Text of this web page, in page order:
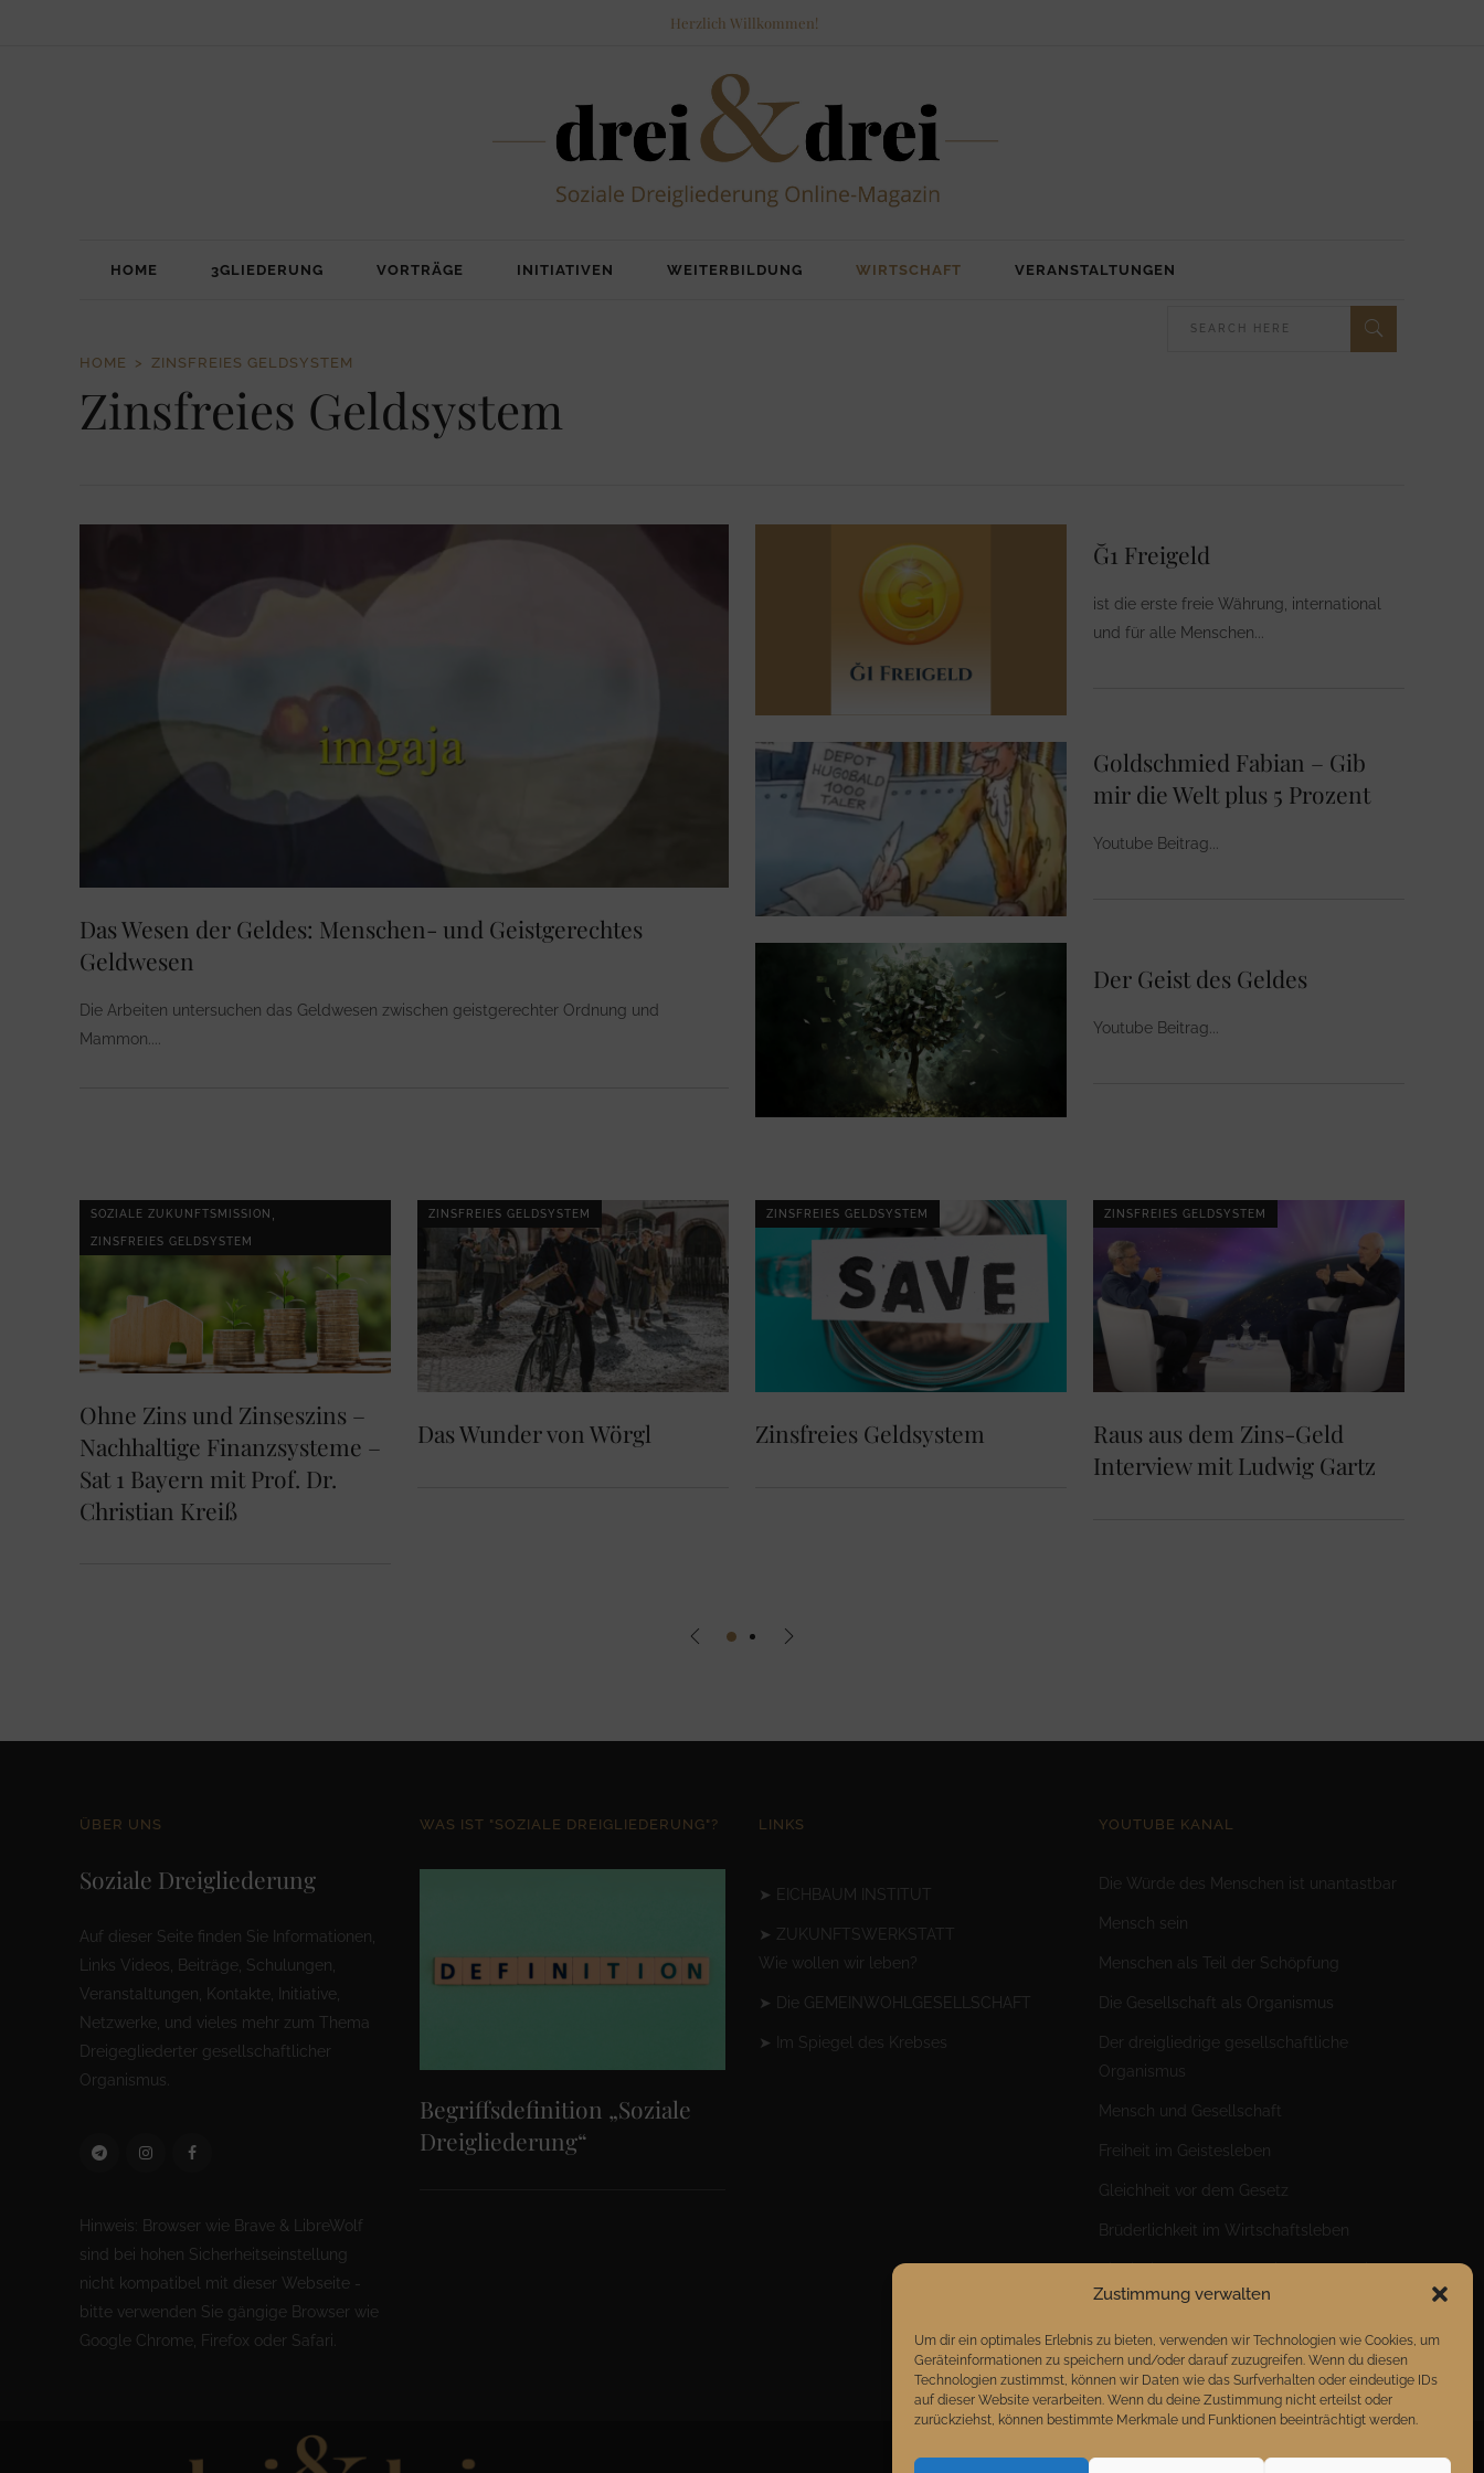
Zustimmung verwalten
Um dir ein optimales Erlebnis zu bieten, verwenden wir Technologien wie Cookies, um
Geräteinformationen zu speichern und/oder darauf zuzugreifen. Wenn du diesen
Technologien zustimmst, können wir Daten wie das Surfverhalten oder eindeutige IDs
auf dieser Website verarbeiten. Wenn du deine Zustimmung nicht erteilst oder
zurückziehst, können bestimmte Merkmale und Funktionen beeinträchtigt werden.
Herzlich Willkommen!
HOME 3GLIEDERUNG VORTRÄGE INITIATIVEN WEITERBILDUNG WIRTSCHAFT VERANSTALTUNGEN
HOME ZINSFREIES GELDSYSTEM
Zinsfreies Geldsystem
Das Wesen der Geldes: Menschen- und Geistgerechtes
Geldwesen
Die Arbeiten untersuchen das Geldwesen zwischen geistgerechter Ordnung und
Mammon.
Ğ1 Freigeld
ist die erste freie Währung, international
und für alle Menschen
Goldschmied Fabian – Gib
mir die Welt plus 5 Prozent
Youtube Beitrag
Der Geist des Geldes
Youtube Beitrag
SOZIALE ZUKUNFTSMISSION ,
ZINSFREIES GELDSYSTEM
Ohne Zins und Zinseszins –
Nachhaltige Finanzsysteme –
Sat 1 Bayern mit Prof. Dr.
Christian Kreiß
ZINSFREIES GELDSYSTEM
Das Wunder von Wörgl
ZINSFREIES GELDSYSTEM
Zinsfreies Geldsystem
ZINSFREIES GELDSYSTEM
Raus aus dem Zins-Geld
Interview mit Ludwig Gartz
ÜBER UNS
Soziale Dreigliederung
Auf dieser Seite finden Sie Informationen,
Links Videos, Beiträge, Schulungen,
Veranstaltungen, Kontakte, Initiative,
Netzwerke, und vieles mehr zum Thema
Dreigegliederter gesellschaftlicher
Organismus.
Hinweis: Browser wie Brave & LibreWolf
sind bei hohen Sicherheitseinstellung
nicht kompatibel mit dieser Webseite -
bitte verwenden Sie gängige Browser wie
Google Chrome, Firefox oder Safari.
WAS IST "SOZIALE DREIGLIEDERUNG"?
Begriffsdefinition „Soziale
Dreigliederung“
LINKS
➤ EICHBAUM INSTITUT
➤ ZUKUNFTSWERKSTATT
Wie wollen wir leben?
➤ Die GEMEINWOHLGESELLSCHAFT
➤ Im Spiegel des Krebses
YOUTUBE KANAL
Die Würde des Menschen ist unantastbar
Mensch sein
Menschen als Teil der Schöpfung
Die Gesellschaft als Organismus
Der dreigliedrige gesellschaftliche
Organismus
Mensch und Gesellschaft
Freiheit im Geistesleben
Gleichheit vor dem Gesetz
Brüderlichkeit im Wirtschaftsleben
Ein riesiger Sprung für die Menschheit